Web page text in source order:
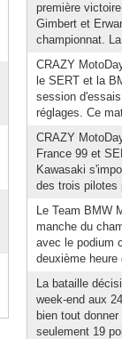
première
Gimbert et
championnat.
CRAZY
le SERT et la
session
réglages. Ce
CRAZY
France 99 et
Kawasaki
des trois pilotes
Le Team BMW
manche du
avec le podium
deuxième
La bataille
week-end aux
bien tout
seulement 19